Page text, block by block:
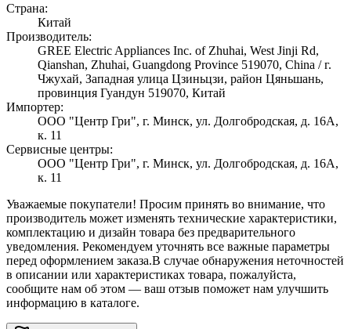
Страна:
Китай
Производитель:
GREE Electric Appliances Inc. of Zhuhai, West Jinji Rd,
Qianshan, Zhuhai, Guangdong Province 519070, China / г.
Чжухай, Западная улица Цзиньцзи, район Цяньшань,
провинция Гуандун 519070, Китай
Импортер:
ООО "Центр Гри", г. Минск, ул. Долгобродская, д. 16А,
к. 11
Сервисные центры:
ООО "Центр Гри", г. Минск, ул. Долгобродская, д. 16А,
к. 11
Уважаемые покупатели! Просим принять во внимание, что
производитель может изменять технические характеристики,
комплектацию и дизайн товара без предварительного
уведомления. Рекомендуем уточнять все важные параметры
перед оформлением заказа.В случае обнаружения неточностей
в описании или характеристиках товара, пожалуйста,
сообщите нам об этом — ваш отзыв поможет нам улучшить
информацию в каталоге.